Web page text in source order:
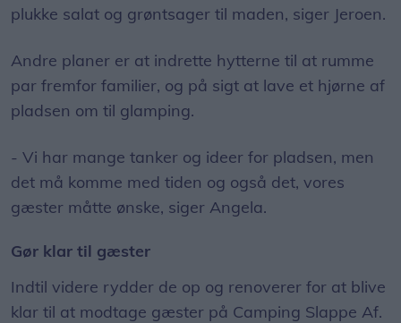
plukke salat og grøntsager til maden, siger Jeroen.
Andre planer er at indrette hytterne til at rumme
par fremfor familier, og på sigt at lave et hjørne af
pladsen om til glamping.
- Vi har mange tanker og ideer for pladsen, men
det må komme med tiden og også det, vores
gæster måtte ønske, siger Angela.
Gør klar til gæster
Indtil videre rydder de op og renoverer for at blive
klar til at modtage gæster på Camping Slappe Af.